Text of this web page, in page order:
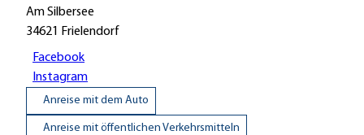
Am Silbersee
34621
Frielendorf
Facebook
Instagram
Anreise mit dem Auto
Anreise mit öffentlichen Verkehrsmitteln